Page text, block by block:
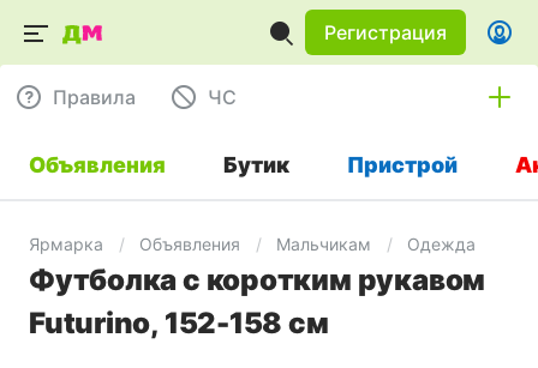
Регистрация
Правила ЧC
Объявления Бутик Пристрой
Ярмарка Объявления Мальчикам Одежда
Футболка с коротким рукавом
Futurino, 152-158 см